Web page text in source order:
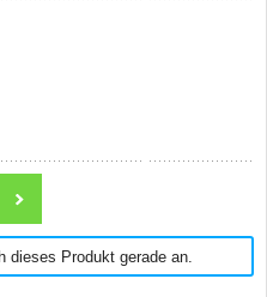
dieses Produkt gerade an.